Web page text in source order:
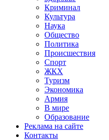
Криминал
Культура
Наука
Общество
Политика
Происшествия
Спорт
ЖКХ
Туризм
Экономика
Армия
В мире
Образование
Реклама на сайте
Контакты